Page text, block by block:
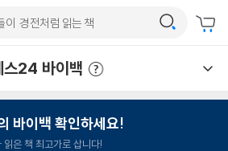
스24 바이백
바이백 확인하세요!
읽은 책 최고가로 삽니다!